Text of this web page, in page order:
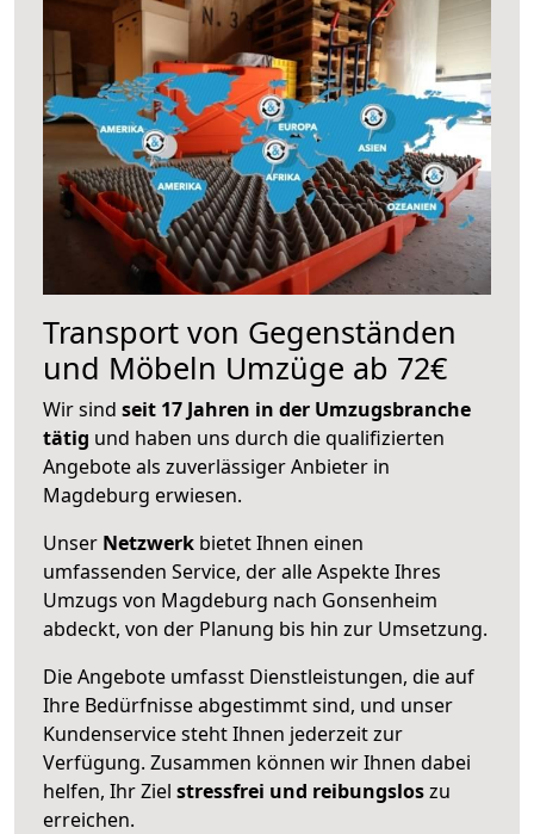
Transport von Gegenständen
und Möbeln Umzüge ab 72€
Wir sind seit 17 Jahren in der Umzugsbranche
tätig und haben uns durch die qualifizierten
Angebote als zuverlässiger Anbieter in
Magdeburg erwiesen.
Unser Netzwerk bietet Ihnen einen
umfassenden Service, der alle Aspekte Ihres
Umzugs von Magdeburg nach Gonsenheim
abdeckt, von der Planung bis hin zur Umsetzung.
Die Angebote umfasst Dienstleistungen, die auf
Ihre Bedürfnisse abgestimmt sind, und unser
Kundenservice steht Ihnen jederzeit zur
Verfügung. Zusammen können wir Ihnen dabei
helfen, Ihr Ziel stressfrei und reibungsloszu
erreichen.